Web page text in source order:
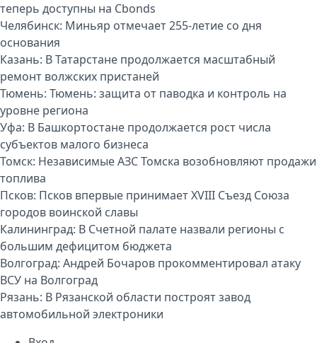
теперь доступны на Cbonds
Челябинск: Миньяр отмечает 255-летие со дня
основания
Казань: В Татарстане продолжается масштабный
ремонт волжских пристаней
Тюмень: Тюмень: защита от паводка и контроль на
уровне региона
Уфа: В Башкортостане продолжается рост числа
субъектов малого бизнеса
Томск: Независимые АЗС Томска возобновляют продажи
топлива
Псков: Псков впервые принимает XVIII Съезд Союза
городов воинской славы
Калининград: В Счетной палате назвали регионы с
большим дефицитом бюджета
Волгоград: Андрей Бочаров прокомментировал атаку
ВСУ на Волгоград
Рязань: В Рязанской области построят завод
автомобильной электроники